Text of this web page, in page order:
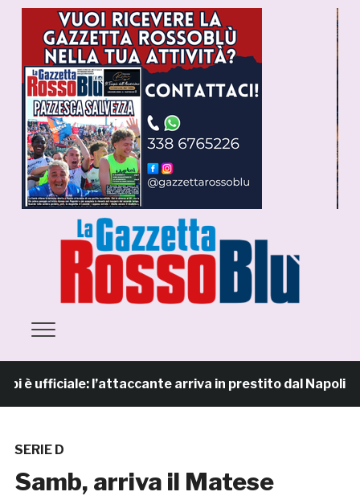
ufficiale: l’attaccante arriva in prestito dal Napoli
SERIE D
Samb, arriva il Matese